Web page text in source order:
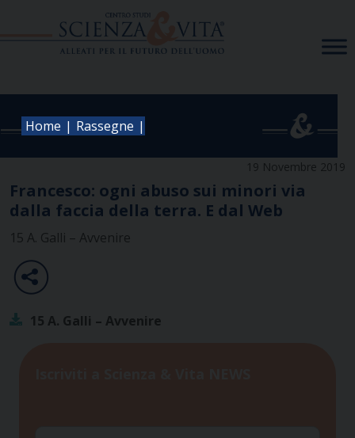
Home | Rassegne |
19 Novembre 2019
Francesco: ogni abuso sui minori via
dalla faccia della terra. E dal Web
15 A. Galli – Avvenire
15 A. Galli – Avvenire